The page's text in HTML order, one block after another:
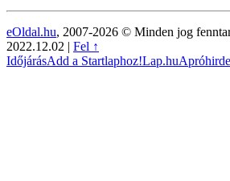
eOldal.hu, 2007-2026 © Minden jog
2022.12.02 | Fel ↑
IdőjárásAdd a Startlaphoz!Lap.hu